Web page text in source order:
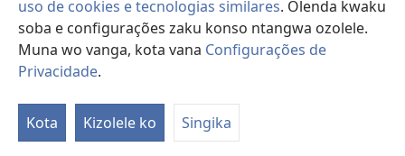
uso de cookies e tecnologias similares. Olenda kwaku
soba e configurações zaku konso ntangwa ozolele.
Muna wo vanga, kota vana Configurações de
Privacidade.
Kota Kizolele ko Singika
Copyright© 2026 Watch Tower Bible and Tract Society of Pennsylvania.
MPILA YASADILA SITE